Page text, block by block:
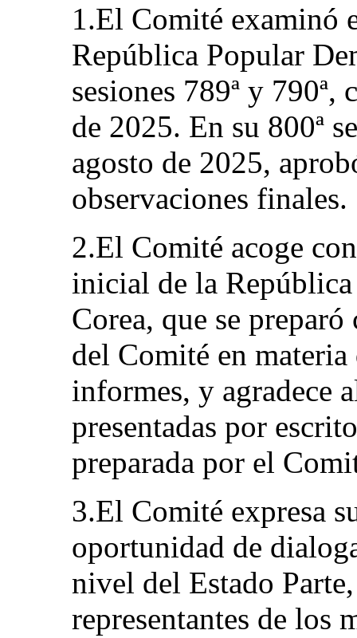
1.El Comité examinó
República Popular
sesiones 789ª y 790ª,
de 2025. En su 800ª
agosto de 2025,
observaciones finales.
2.El Comité acoge
inicial de la
Corea, que se
del Comité en materia
informes, y agradece
presentadas por
preparada por el
3.El Comité expresa
oportunidad de
nivel del Estado
representantes de los